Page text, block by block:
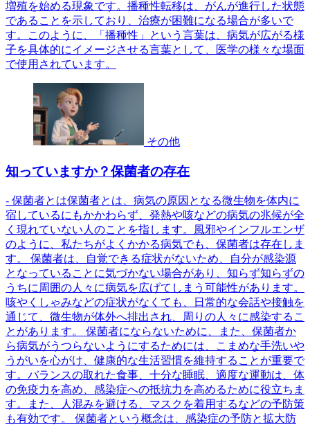
増殖を始める現象です。播種性転移は、がんが進行した状態
であることを示しており、治療が困難になる場合が多いで
す。このように、「播種性」という言葉は、病気が広がる様
子を具体的にイメージさせる言葉として、医学の様々な場面
で使用されています。
その他
知っていますか？保菌者の存在
- 保菌者とは保菌者とは、病気の原因となる微生物を体内に
宿しているにもかかわらず、発熱や咳などの病気の兆候が全
く現れていない人のことを指します。風邪やインフルエンザ
のように、私たちがよくかかる病気でも、保菌者は存在しま
す。 保菌者は、自覚できる症状がないため、自分が感染源
となっていることに気づかない場合があり、知らず知らずの
うちに周囲の人々に病気を広げてしまう可能性があります。
咳やくしゃみなどの症状がなくても、日常的な会話や接触を
通じて、微生物が体外へ排出され、周りの人々に感染するこ
とがあります。 保菌者にならないために、また、保菌者か
ら病気がうつらないようにするためには、こまめな手洗いや
うがいを心がけ、健康的な生活習慣を維持することが重要で
す。バランスの取れた食事、十分な睡眠、適度な運動は、体
の免疫力を高め、感染症への抵抗力を高めるために役立ちま
す。また、人混みを避ける、マスクを着用するなどの予防策
も有効です。 保菌者という概念は、感染症の予防と拡大防